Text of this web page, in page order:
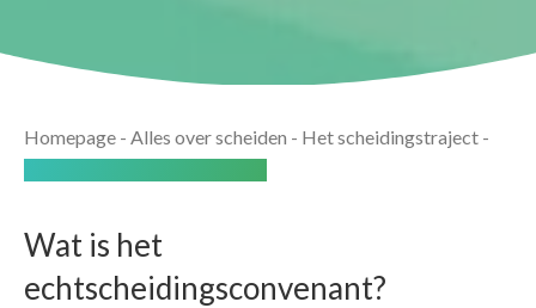
Homepage - Alles over scheiden - Het scheidingstraject -
Wat is het
echtscheidingsconvenant?